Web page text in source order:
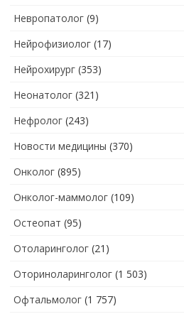
Невропатолог (9)
Нейрофизиолог (17)
Нейрохирург (353)
Неонатолог (321)
Нефролог (243)
Новости медицины (370)
Онколог (895)
Онколог-маммолог (109)
Остеопат (95)
Отоларинголог (21)
Оториноларинголог (1 503)
Офтальмолог (1 757)